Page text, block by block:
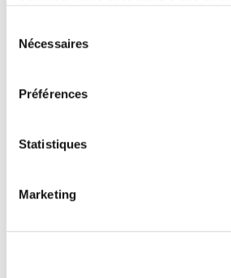
Nécessaires
Préférences
Statistiques
Marketing